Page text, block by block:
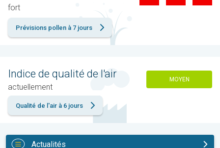
fort
Prévisions pollen à 7 jours
Indice de qualité de l'air
actuellement
MOYEN
Qualité de l'air à 6 jours
Actualités